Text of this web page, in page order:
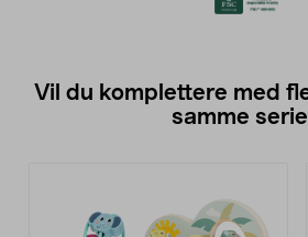
Vil du komplettere med
samme